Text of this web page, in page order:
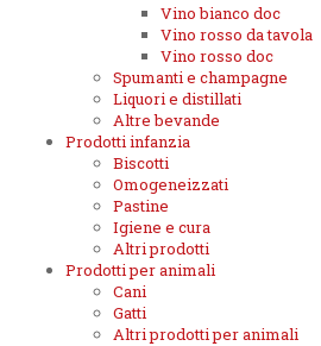
Vino bianco doc
Vino rosso da tavola
Vino rosso doc
Spumanti e champagne
Liquori e distillati
Altre bevande
Prodotti infanzia
Biscotti
Omogeneizzati
Pastine
Igiene e cura
Altri prodotti
Prodotti per animali
Cani
Gatti
Altri prodotti per animali